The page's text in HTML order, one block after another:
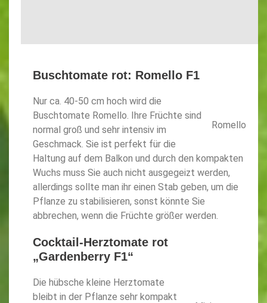
Buschtomate rot: Romello F1
Romello
Nur ca. 40-50 cm hoch wird die
Buschtomate Romello. Ihre Früchte sind
normal groß und sehr intensiv im
Geschmack. Sie ist perfekt für die
Haltung auf dem Balkon und durch den kompakten
Wuchs muss Sie auch nicht ausgegeizt werden,
allerdings sollte man ihr einen Stab geben, um die
Pflanze zu stabilisieren, sonst könnte Sie
abbrechen, wenn die Früchte größer werden.
Cocktail-Herztomate rot
„Gardenberry F1“
Die hübsche kleine Herztomate
bleibt in der Pflanze sehr kompakt